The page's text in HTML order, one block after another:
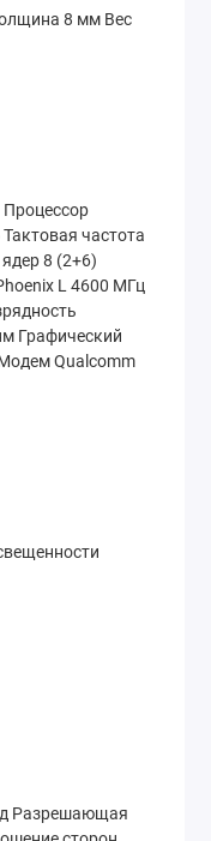
дисплей
о
подсветки.
сердце
частотой
8 мм Вес
частота
8 (2+6)
L 4600 МГц
Графический
Qualcomm
Разрешающая